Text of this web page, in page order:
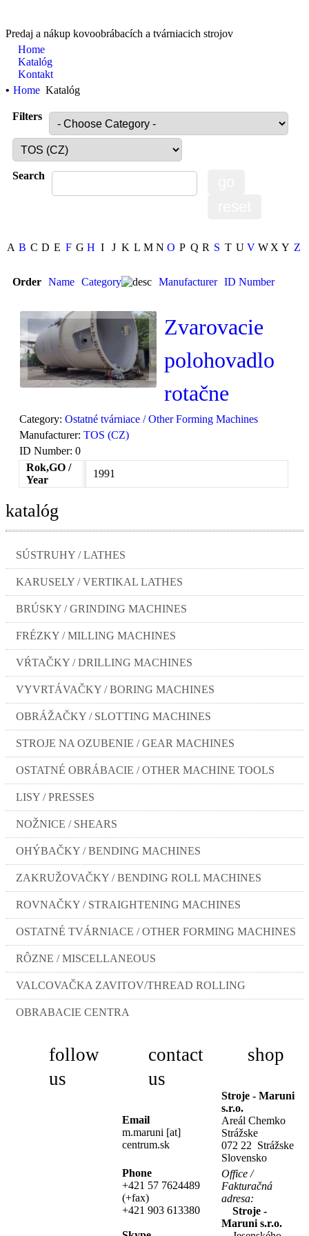
Predaj a nákup kovoobrábacích a tvárniacich strojov
Home
Katalóg
Kontakt
• Home Katalóg
Filters
Search
A B C D E F G H I J K L M N O P Q R S T U V W X Y Z
Order Name Category Manufacturer ID Number
Zvarovacie
polohovadlo
rotačne
Category: Ostatné tvárniace / Other Forming Machines
Manufacturer: TOS (CZ)
ID Number: 0
Rok,GO /
Year
1991
katalóg
SÚSTRUHY / LATHES
KARUSELY / VERTIKAL LATHES
BRÚSKY / GRINDING MACHINES
FRÉZKY / MILLING MACHINES
VŔTAČKY / DRILLING MACHINES
VYVRTÁVAČKY / BORING MACHINES
OBRÁŽAČKY / SLOTTING MACHINES
STROJE NA OZUBENIE / GEAR MACHINES
OSTATNÉ OBRÁBACIE / OTHER MACHINE TOOLS
LISY / PRESSES
NOŽNICE / SHEARS
OHÝBAČKY / BENDING MACHINES
ZAKRUŽOVAČKY / BENDING ROLL MACHINES
ROVNAČKY / STRAIGHTENING MACHINES
OSTATNÉ TVÁRNIACE / OTHER FORMING MACHINES
RÔZNE / MISCELLANEOUS
VALCOVAČKA ZAVITOV/THREAD ROLLING
OBRABACIE CENTRA
follow
us
contact
us
Email
m.maruni [at]
centrum.sk
Phone
+421 57 7624489
(+fax)
+421 903 613380
shop
Stroje - Maruni
s.r.o.
Areál Chemko
Strážske
072 22 Strážske
Slovensko
Office /
Fakturačná
adresa:
Stroje -
Maruni s.r.o.